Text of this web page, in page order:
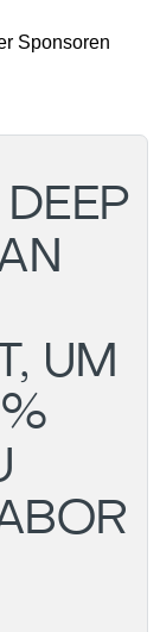
Sponsoren
UM